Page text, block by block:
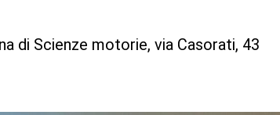
di Scienze motorie, via Casorati, 43